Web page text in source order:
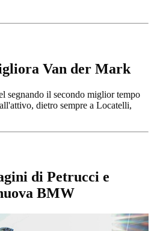
Van der Mark
segnando il secondo miglior tempo
dietro sempre a Locatelli,
di Petrucci e
BMW